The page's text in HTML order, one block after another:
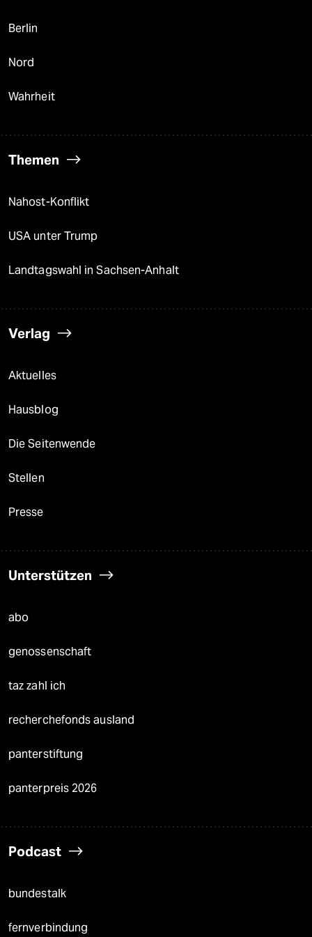
Berlin
Nord
Wahrheit
Themen
Nahost-Konflikt
USA unter Trump
Landtagswahl in Sachsen-Anhalt
Verlag
Aktuelles
Hausblog
Die Seitenwende
Stellen
Presse
Unterstützen
abo
genossenschaft
taz zahl ich
recherchefonds ausland
panterstiftung
panterpreis 2026
Podcast
bundestalk
fernverbindung